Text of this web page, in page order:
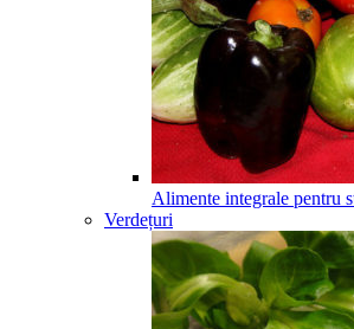
Alimente integrale pentru
Verdețuri